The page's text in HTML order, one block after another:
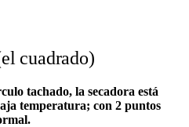
cuadrado)
tachado, la secadora está
temperatura; con 2 puntos